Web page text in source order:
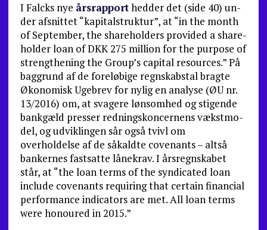
I Falcks nye årsrapporthedder det (side 40) un­
der afsnittet “kapitalstruktur”, at “in the month
of September, the shareholders provided a share-
holder loan of DKK 275 million for the purpose of
strengthening the Group’s capital resources.” På
baggrund af de foreløbige regnskabstal bragte
Økonomisk Ugebrev for nylig en analyse (ØU nr.
13/2016) om, at svagere lønsomhed og stigende
bankgæld presser redningskoncernens vækstmo­
del, og udviklingen sår også tvivl om
overholdelse af de såkaldte covenants – altså
bankernes fastsatte lånekrav. I årsregnskabet
står, at “the loan terms of the syndicated loan
include covenants requiring that certain financial
performance indicators are met. All loan terms
were honoured in 2015.”